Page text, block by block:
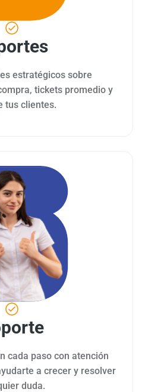
estratégicos sobre
tickets promedio y
tus clientes.
cada paso con atención
a crecer y resolver
duda.